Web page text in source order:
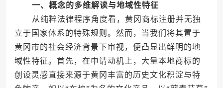
一、概念的多维解读与地域性特征
从纯粹法律程序角度看，黄冈商标注册并无独
立于国家体系的特殊规则。然而，当我们将其置于
黄冈市的社会经济背景下审视，便凸显出鲜明的地
域性特征。首先，在申请动机上，大量本地商标的
创设灵感直接来源于黄冈丰富的历史文化积淀与特